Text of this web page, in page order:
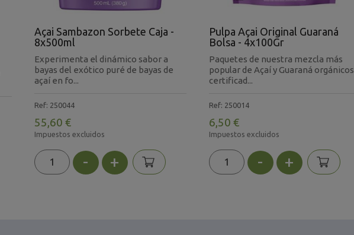
Açai Sambazon Sorbete Caja -
8x500ml
Experimenta el dinámico sabor a
bayas del exótico puré de bayas de
açaí en fo...
Ref: 250044
55,60 €
Impuestos excluidos
- +
Pulpa Açai Original Guaraná
Bolsa - 4x100Gr
Paquetes de nuestra mezcla más
popular de Açaí y Guaraná orgánicos
certificad...
Ref: 250014
6,50 €
Impuestos excluidos
- +